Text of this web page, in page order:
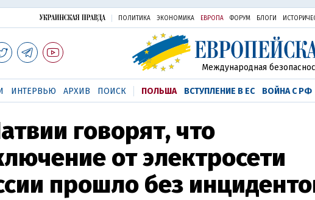
ПОЛИТИКА ЭКОНОМИКА ЕВРОПА ФОРУМ БЛОГИ
Международная
ИНТЕРВЬЮ АРХИВ ПОИСК ПОЛЬША ВСТУПЛЕНИЕ В ЕС ВОЙНА С РФ
говорят, что
от электросети
прошло без